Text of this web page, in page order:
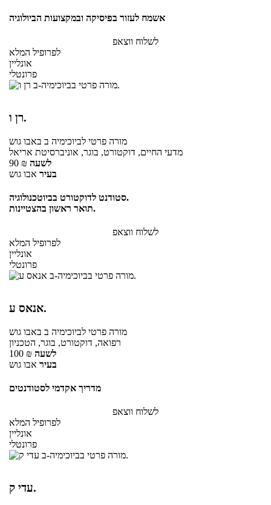
אשמח לעזור בפיסיקה ובמקצועות הביולוגיה
לשלוח ווצאפ
לפרופיל המלא
אונליין
פרונטלי
רן ו.
מורה פרטי לביוכימיה ב באבו גוש
מדעי החיים, דוקטורט, בוגר, אוניברסיטת אריאל
90 ₪ לשעה
בעיר אבו גוש
סטודנט לדוקטורט בביוטכנולוגיה.
תואר ראשון בהצטיינות.
לשלוח ווצאפ
לפרופיל המלא
אונליין
פרונטלי
אנאס ע.
מורה פרטי לביוכימיה ב באבו גוש
רפואה, דוקטורט, בוגר, הטכניון
100 ₪ לשעה
בעיר אבו גוש
מדריך אקדמי לסטודנטים
לשלוח ווצאפ
לפרופיל המלא
אונליין
פרונטלי
עדי ק.